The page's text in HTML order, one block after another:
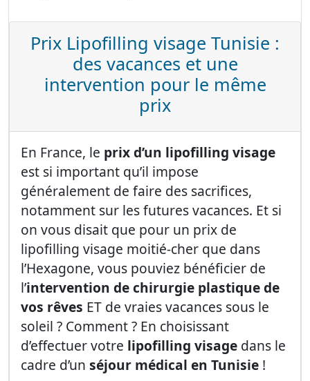
Prix Lipofilling visage Tunisie :
des vacances et une
intervention pour le même
prix
En France, le prix d’un lipofilling visage
est si important qu’il impose
généralement de faire des sacrifices,
notamment sur les futures vacances. Et si
on vous disait que pour un prix de
lipofilling visage moitié-cher que dans
l’Hexagone, vous pouviez bénéficier de
l’intervention de chirurgie plastique de
vos rêves ET de vraies vacances sous le
soleil ? Comment ? En choisissant
d’effectuer votre lipofilling visage dans le
cadre d’un séjour médical en Tunisie !